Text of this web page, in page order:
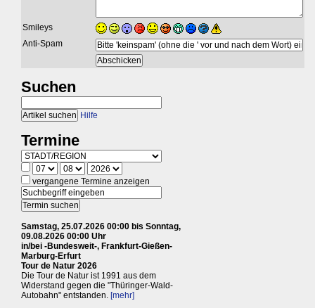
Smileys
Anti-Spam
Suchen
Hilfe
Termine
vergangene Termine anzeigen
Samstag, 25.07.2026 00:00 bis Sonntag,
09.08.2026 00:00 Uhr
in/bei -Bundesweit-, Frankfurt-Gießen-
Marburg-Erfurt
Tour de Natur 2026
Die Tour de Natur ist 1991 aus dem
Widerstand gegen die "Thüringer-Wald-
Autobahn" entstanden. [mehr]